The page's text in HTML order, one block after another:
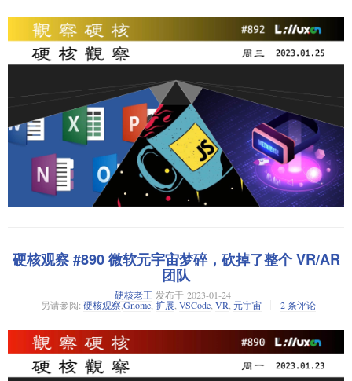
老王点评：从庞大到一个房间放不下的计算机，到如今的计算无处不
在，才短短几十年。那么，从现在的量子计算机变成手持量子计算机，
需要多少年，会改变多少事情？
Meta 开始裁员元宇宙芯片部门
Meta 公司计划裁掉其面向元宇宙的 Facebook 敏捷硅团队（FAST）员工，
实实验室部门生产的增强现实和虚拟现实硬件提供动力。
消息来源：路透社
OpenAI 用 GPT-4 来解释 GPT-2 的行为
大语言模型（LLM）像大脑一样，它们是由 “神经元” 组成的，它们观察文
本中的一些特定模式，以影响整个模型接下来 “说” 什么。但由于 LLM 中
的参数数量多到已经无法由人类解释的程度，因此，LLM 给人一种 “黑盒”
的感觉，并出现了偏见、幻觉、涌现等一系列不好解释的现象。OpenAI 正
在开发一种工具，以自动识别 LLM 的哪些部分负责其哪些行为。它使用
具还在早期阶段。生成的解释结果并不令人满意，看起来连 GPT-4 都不能
太用人类可以理解的语言来解释 GPT-2 的行为。
消息来源：Tech Crunch
能未必能行。最怕的是，要是魔法可以（悄悄）改进魔法怎么办？
硬核观察 #890 微软元宇宙梦碎，砍掉了整个 VR/AR
团队
硬核老王 发布于 2023-01-24
另请参阅: 硬核观察,Gnome, 扩展, VSCode, VR, 元宇宙 2 条评论